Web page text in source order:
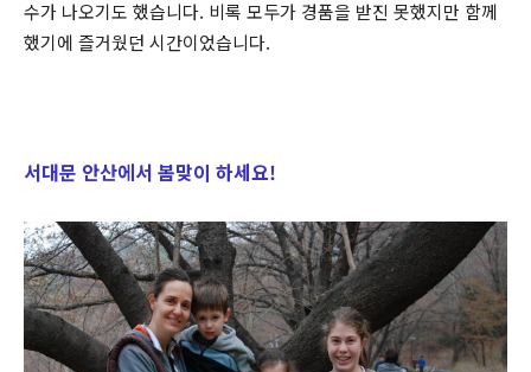
수가 나오기도 했습니다. 비록 모두가 경품을 받진 못했지만 함께
했기에 즐거웠던 시간이었습니다.
서대문 안산에서 봄맞이 하세요!